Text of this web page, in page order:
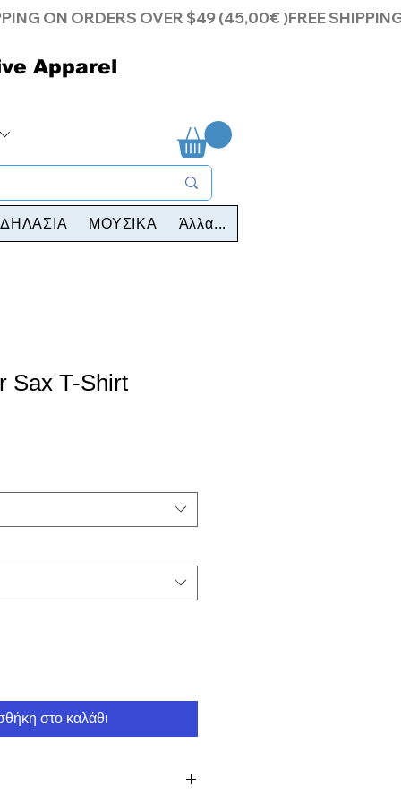
Apparel
ΜΟΥΣΙΚΑ Άλλα...
Sax T-Shirt
στο καλάθι